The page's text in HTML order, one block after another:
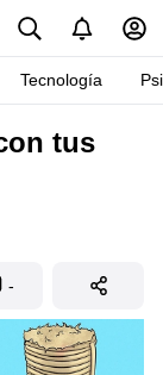
Tecnología
tus
-